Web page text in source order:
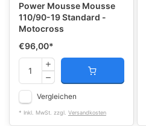
Power Mousse Mousse
110/90-19 Standard -
Motocross
€96,00*
Vergleichen
* Inkl. MwSt. zzgl. Versandkosten